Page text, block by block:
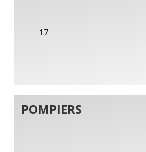
17
POMPIERS